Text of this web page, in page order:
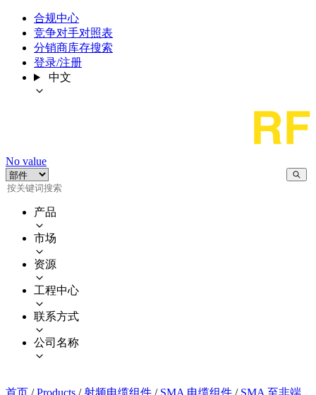
合规中心
竞争对手对照表
分销商库存搜索
登录/注册
中文
No value
产品
市场
资源
工程中心
联系方式
公司名称
首页 / Products / 射频电缆组件 / SMA 电缆组件 / SMA 至非端